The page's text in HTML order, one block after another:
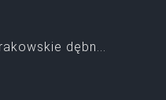
dębn...